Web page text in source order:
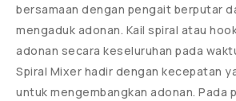
bersamaan dengan pengait berputar
mengaduk adonan. Kail spiral atau
adonan secara keseluruhan pada
Spiral Mixer hadir dengan kecepatan
untuk mengembangkan adonan. Pada